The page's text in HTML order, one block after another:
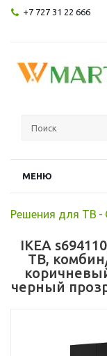
+7 727 31 22 666
МЕНЮ
Решения для ТВ -
IKEA
ТВ,
черный